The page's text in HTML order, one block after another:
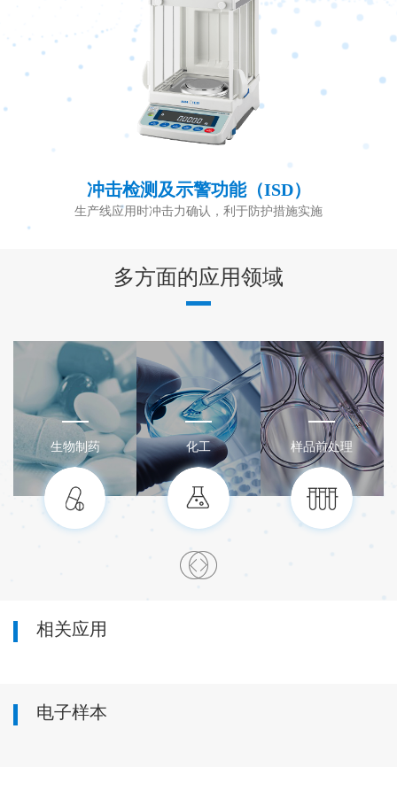
冲击检测及示警功能（ISD）
生产线应用时冲击力确认，利于防护措施实施
多方面的应用领域
生物制药 化工 样品前处理
相关应用
电子样本